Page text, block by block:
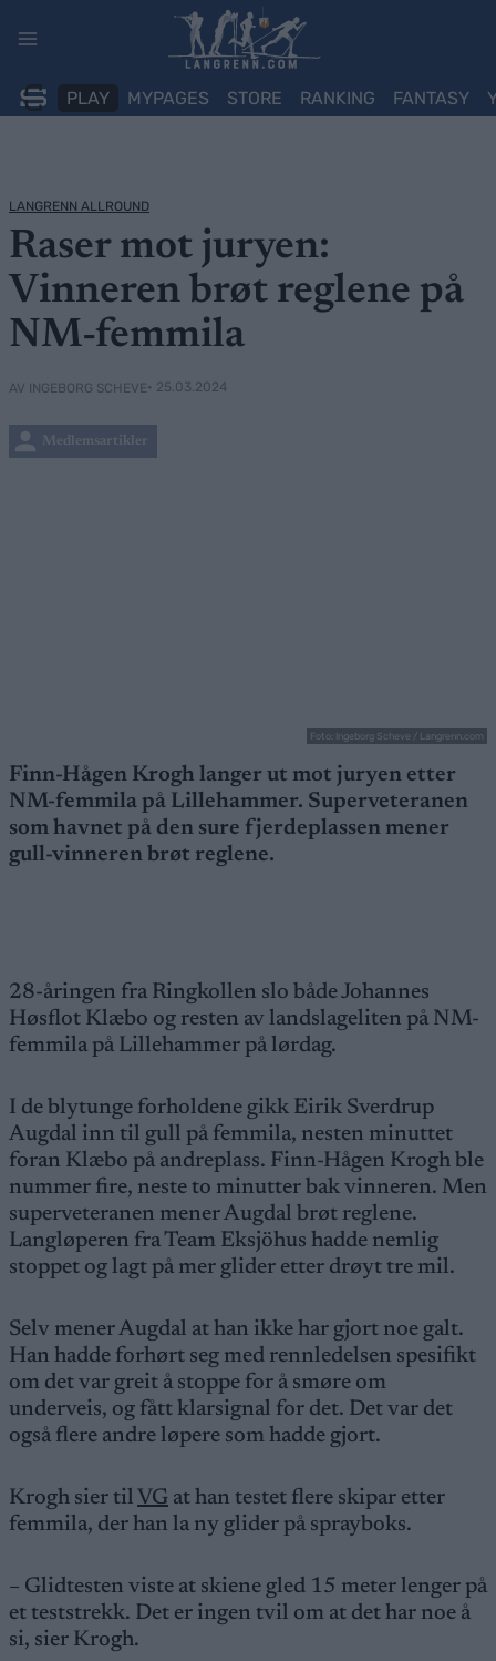
PLAY MYPAGES STORE RANKING FANTASY
LANGRENN ALLROUND
Raser mot juryen:
Vinneren brøt reglene på
NM-femmila
AV INGEBORG SCHEVE• 25.03.2024
Medlemsartikler
Foto: Ingeborg Scheve / Langrenn.com
Finn-Hågen Krogh langer ut mot juryen etter
NM-femmila på Lillehammer. Superveteranen
som havnet på den sure fjerdeplassen mener
gull-vinneren brøt reglene.
28-åringen fra Ringkollen slo både Johannes
Høsflot Klæbo og resten av landslageliten på NM-
femmila på Lillehammer på lørdag.
I de blytunge forholdene gikk Eirik Sverdrup
Augdal inn til gull på femmila, nesten minuttet
foran Klæbo på andreplass. Finn-Hågen Krogh ble
nummer fire, neste to minutter bak vinneren. Men
superveteranen mener Augdal brøt reglene.
Langløperen fra Team Eksjöhus hadde nemlig
stoppet og lagt på mer glider etter drøyt tre mil.
Selv mener Augdal at han ikke har gjort noe galt.
Han hadde forhørt seg med rennledelsen spesifikt
om det var greit å stoppe for å smøre om
underveis, og fått klarsignal for det. Det var det
også flere andre løpere som hadde gjort.
Krogh sier til VG at han testet flere skipar etter
femmila, der han la ny glider på sprayboks.
– Glidtesten viste at skiene gled 15 meter lenger på
et teststrekk. Det er ingen tvil om at det har noe å
si, sier Krogh.